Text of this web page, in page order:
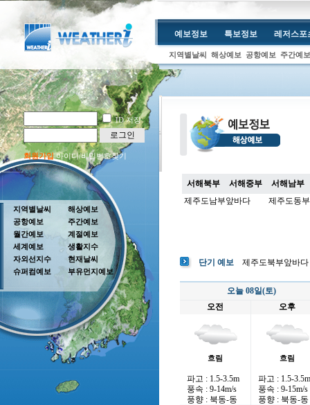
ID 저장
로그인
회원가입아이디/비밀번호찾기
예보정보 특보정보 레저스포
지역별날씨 해상예보 공항예보 주간예보
지역별날씨
공항예보
월간예보
세계예보
자외선지수
슈퍼컴예보
해상예보
주간예보
계절예보
생활지수
현재날씨
부유먼지예보
서해북부 서해중부
서해남부
제주도남부앞바다
제주도동
단기 예보 제주도북부앞바다
오늘 08일(토)
오전
오후
흐림 흐림
파고 : 1.5-3.5m
풍속 : 9-14m/s
풍향 : 북동-동
파고 : 1.5-3.5m
풍속 : 9-15m/s
풍향 : 북동-동